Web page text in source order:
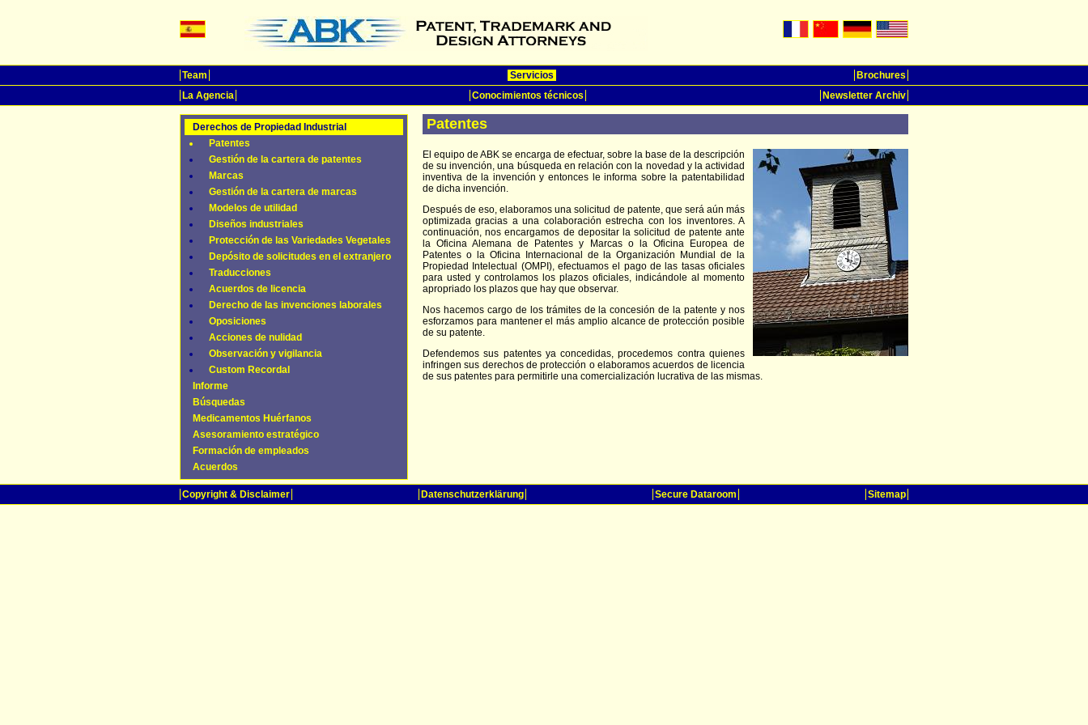
Team Servicios
Brochures
La Agencia
Conocimientos técnicos Newsletter Archiv
Derechos de Propiedad Industrial
Patentes
Gestión de la cartera de patentes
Marcas
Gestión de la cartera de marcas
Modelos de utilidad
Diseños industriales
Protección de las Variedades Vegetales
Depósito de solicitudes en el extranjero
Traducciones
Acuerdos de licencia
Derecho de las invenciones laborales
Oposiciones
Acciones de nulidad
Observación y vigilancia
Custom Recordal
Informe
Búsquedas
Medicamentos Huérfanos
Asesoramiento estratégico
Formación de empleados
Acuerdos
Patentes
El equipo de ABK se encarga de efectuar, sobre la base de la descripción
de su invención, una búsqueda en relación con la novedad y la actividad
inventiva de la invención y entonces le informa sobre la patentabilidad
de dicha invención.
Después de eso, elaboramos una solicitud de patente, que será aún más
optimizada gracias a una colaboración estrecha con los inventores. A
continuación, nos encargamos de depositar la solicitud de patente ante
la Oficina Alemana de Patentes y Marcas o la Oficina Europea de
Patentes o la Oficina Internacional de la Organización Mundial de la
Propiedad Intelectual (OMPI), efectuamos el pago de las tasas oficiales
para usted y controlamos los plazos oficiales, indicándole al momento
apropriado los plazos que hay que observar.
Nos hacemos cargo de los trámites de la concesión de la patente y nos
esforzamos para mantener el más amplio alcance de protección posible
de su patente.
Defendemos sus patentes ya concedidas, procedemos contra quienes
infringen sus derechos de protección o elaboramos acuerdos de licencia
de sus patentes para permitirle una comercialización lucrativa de las mismas.
Copyright & Disclaimer Datenschutzerklärung Secure Dataroom Sitemap